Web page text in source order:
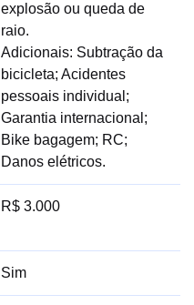
explosão ou queda de
raio.
Adicionais: Subtração da
bicicleta; Acidentes
pessoais individual;
Garantia internacional;
Bike bagagem; RC;
Danos elétricos.
R$ 3.000
Sim